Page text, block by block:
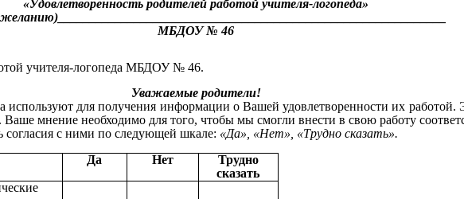
«Удовлетворенность родителей работой учителя-логопеда»
МБДОУ № 46
учителя-логопеда МБДОУ № 46.
Уважаемые родители!
используют для получения информации о Вашей удовлетворенности их
Ваше мнение необходимо для того, чтобы мы смогли внести в свою работу
согласия с ними по следующей шкале: «Да», «Нет», «Трудно сказать».
Да Нет
Трудно
сказать